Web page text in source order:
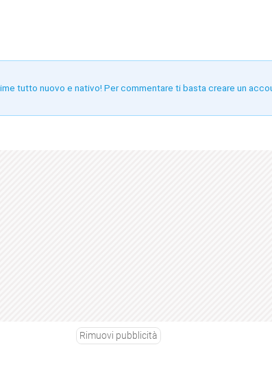
tutto nuovo e nativo! Per commentare ti basta creare un
Rimuovi pubblicità